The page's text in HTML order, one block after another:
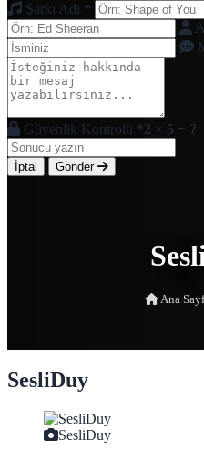
Şarkı Adı *
Güvenlik Kontrolü *2 × 5 = ?
İptal Gönder
Ana
SesliDuy
SesliDuy